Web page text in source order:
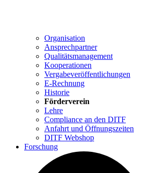
Organisation
Ansprechpartner
Qualitätsmanagement
Kooperationen
Vergabeveröffentlichungen
E-Rechnung
Historie
Förderverein
Lehre
Compliance an den DITF
Anfahrt und Öffnungszeiten
DITF Webshop
Forschung